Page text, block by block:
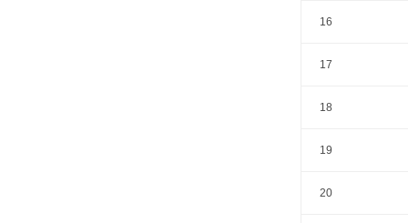
16
17
18
19
20